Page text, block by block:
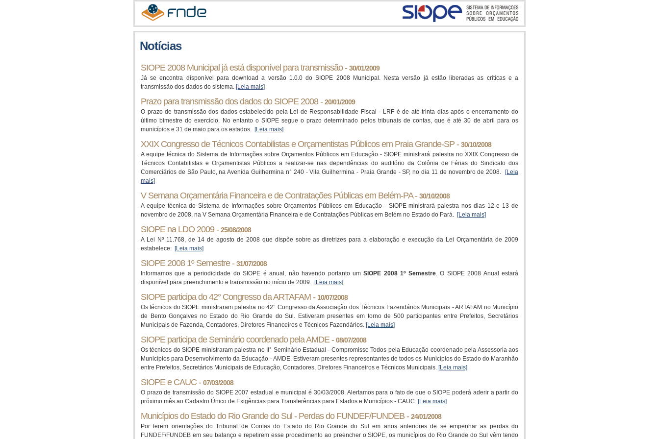
Notícias
SIOPE 2008 Municipal já está disponível para transmissão -30/01/2009
Já se encontra disponível para download a versão 1.0.0 do SIOPE 2008 Municipal. Nesta versão já estão liberadas as críticas e a
transmissão dos dados do sistema. [Leia mais]
Prazo para transmissão dos dados do SIOPE 2008 -20/01/2009
O prazo de transmissão dos dados estabelecido pela Lei de Responsabilidade Fiscal - LRF é de até trinta dias após o encerramento do
último bimestre do exercício. No entanto o SIOPE segue o prazo determinado pelos tribunais de contas, que é até 30 de abril para os
municípios e 31 de maio para os estados. [Leia mais]
XXIX Congresso de Técnicos Contabilistas e Orçamentistas Públicos em Praia Grande-SP -30/10/2008
A equipe técnica do Sistema de Informações sobre Orçamentos Públicos em Educação - SIOPE ministrará palestra no XXIX Congresso de
Técnicos Contabilistas e Orçamentistas Públicos a realizar-se nas dependências do auditório da Colônia de Férias do Sindicato dos
Comerciários de São Paulo, na Avenida Guilhermina n° 240 - Vila Guilhermina - Praia Grande - SP, no dia 11 de novembro de 2008.
[Leia
mais]
V Semana Orçamentária Financeira e de Contratações Públicas em Belém-PA -30/10/2008
A equipe técnica do Sistema de Informações sobre Orçamentos Públicos em Educação - SIOPE ministrará palestra nos dias 12 e 13 de
novembro de 2008, na V Semana Orçamentária Financeira e de Contratações Públicas em Belém no Estado do Pará. [Leia mais]
SIOPE na LDO 2009 -25/08/2008
A Lei Nº 11.768, de 14 de agosto de 2008 que dispõe sobre as diretrizes para a elaboração e execução da Lei Orçamentária de 2009
estabelece: [Leia mais]
SIOPE 2008 1º Semestre -31/07/2008
Informamos que a periodicidade do SIOPE é anual, não havendo portanto umSIOPE 2008 1º Semestre. O SIOPE 2008 Anual estará
disponível para preenchimento e transmissão no início de 2009. [Leia mais]
SIOPE participa do 42° Congresso da ARTAFAM - 10/07/2008
Os técnicos do SIOPE ministraram palestra no 42° Congresso da Associação dos Técnicos Fazendários Municipais - ARTAFAM no Município
de Bento Gonçalves no Estado do Rio Grande do Sul. Estiveram presentes em torno de 500 participantes entre Prefeitos, Secretários
Municipais de Fazenda, Contadores, Diretores Financeiros e Técnicos Fazendários. [Leia mais]
SIOPE participa de Seminário coordenado pela AMDE -08/07/2008
Os técnicos do SIOPE ministraram palestra no II° Seminário Estadual - Compromisso Todos pela Educação coordenado pela Assessoria aos
Municípios para Desenvolvimento da Educação - AMDE. Estiveram presentes representantes de todos os Municípios do Estado do Maranhão
entre Prefeitos, Secretários Municipais de Educação, Contadores, Diretores Financeiros e Técnicos Municipais. [Leia mais]
SIOPE e CAUC -07/03/2008
O prazo de transmissão do SIOPE 2007 estadual e municipal é 30/03/2008. Alertamos para o fato de que o SIOPE poderá aderir a partir do
próximo mês ao Cadastro Único de Exigências para Transferências para Estados e Municípios - CAUC. [Leia mais]
Municípios do Estado do Rio Grande do Sul - Perdas do FUNDEF/FUNDEB -24/01/2008
Por terem orientações do Tribunal de Contas do Estado do Rio Grande do Sul em anos anteriores de se empenhar as perdas do
FUNDEF/FUNDEB em seu balanço e repetirem esse procedimento ao preencher o SIOPE, os municípios do Rio Grande do Sul vêm tendo